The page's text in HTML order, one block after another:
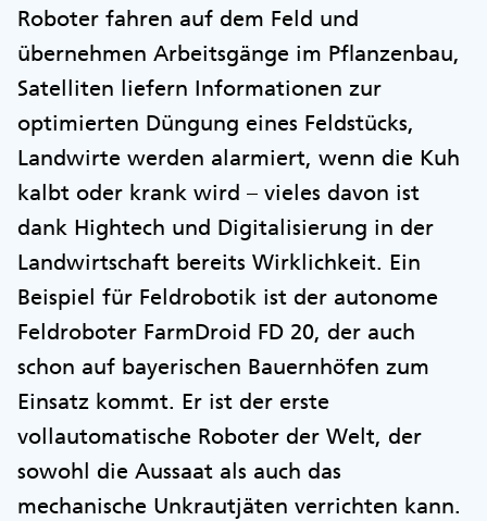
Roboter fahren auf dem Feld und
übernehmen Arbeitsgänge im Pflanzenbau,
Satelliten liefern Informationen zur
optimierten Düngung eines Feldstücks,
Landwirte werden alarmiert, wenn die Kuh
kalbt oder krank wird – vieles davon ist
dank Hightech und Digitalisierung in der
Landwirtschaft bereits Wirklichkeit. Ein
Beispiel für Feldrobotik ist der autonome
Feldroboter FarmDroid FD 20, der auch
schon auf bayerischen Bauernhöfen zum
Einsatz kommt. Er ist der erste
vollautomatische Roboter der Welt, der
sowohl die Aussaat als auch das
mechanische Unkrautjäten verrichten kann.